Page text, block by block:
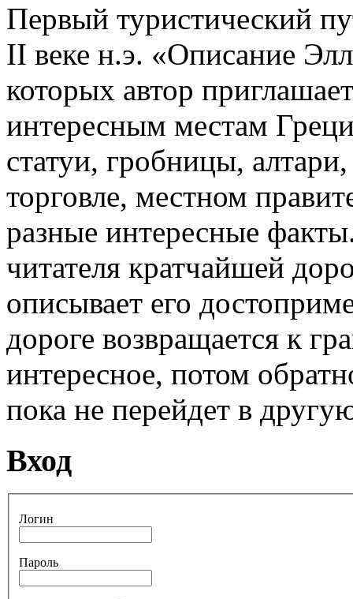
Первый туристический
II веке н.э. «Описание
которых автор
интересным местам
статуи, гробницы,
торговле, местном
разные интересные
читателя кратчайшей
описывает его
дороге возвращается к
интересное, потом
пока не перейдет в
Вход
Логин
Пароль